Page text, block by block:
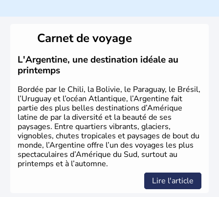
Carnet de voyage
L'Argentine, une destination idéale au
printemps
Bordée par le Chili, la Bolivie, le Paraguay, le Brésil,
l’Uruguay et l’océan Atlantique, l’Argentine fait
partie des plus belles destinations d’Amérique
latine de par la diversité et la beauté de ses
paysages. Entre quartiers vibrants, glaciers,
vignobles, chutes tropicales et paysages de bout du
monde, l’Argentine offre l’un des voyages les plus
spectaculaires d’Amérique du Sud, surtout au
printemps et à l’automne.
Lire l'article